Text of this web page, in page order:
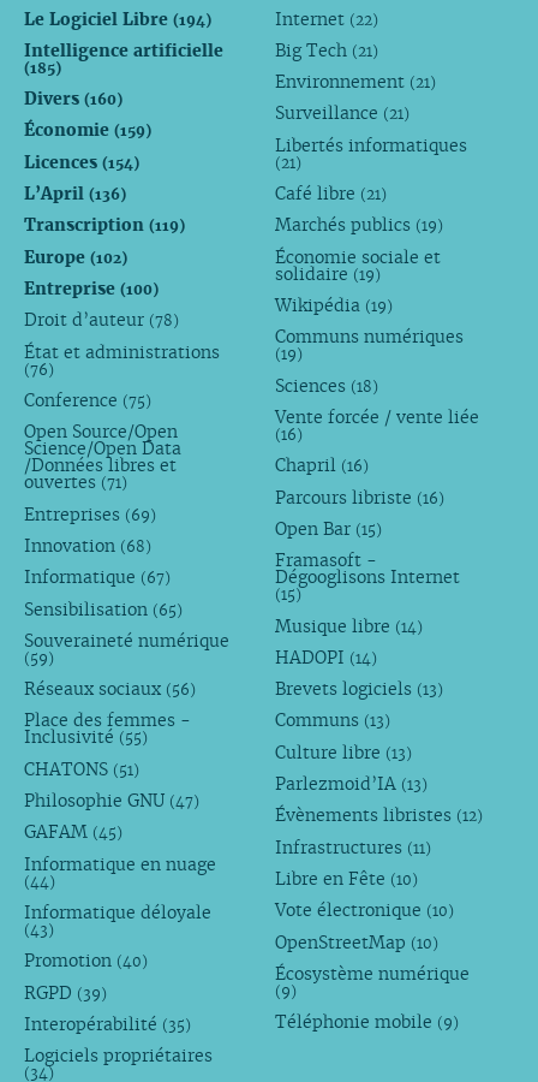
Le Logiciel Libre (194)
Intelligence artificielle
(185)
Divers (160)
Économie (159)
Licences (154)
L’April (136)
Transcription (119)
Europe (102)
Entreprise (100)
Droit d’auteur (78)
État et administrations
(76)
Conference (75)
Open Source/Open
Science/Open Data
/Données libres et
ouvertes (71)
Entreprises (69)
Innovation (68)
Informatique (67)
Sensibilisation (65)
Souveraineté numérique
(59)
Réseaux sociaux (56)
Place des femmes -
Inclusivité (55)
CHATONS (51)
Philosophie GNU (47)
GAFAM (45)
Informatique en nuage
(44)
Informatique déloyale
(43)
Promotion (40)
RGPD (39)
Interopérabilité (35)
Logiciels propriétaires
(34)
Internet (22)
Big Tech (21)
Environnement (21)
Surveillance (21)
Libertés informatiques
(21)
Café libre (21)
Marchés publics (19)
Économie sociale et
solidaire (19)
Wikipédia (19)
Communs numériques
(19)
Sciences (18)
Vente forcée / vente liée
(16)
Chapril (16)
Parcours libriste (16)
Open Bar (15)
Framasoft -
Dégooglisons Internet
(15)
Musique libre (14)
HADOPI (14)
Brevets logiciels (13)
Communs (13)
Culture libre (13)
Parlezmoid’IA (13)
Évènements libristes (12)
Infrastructures (11)
Libre en Fête (10)
Vote électronique (10)
OpenStreetMap (10)
Écosystème numérique
(9)
Téléphonie mobile (9)